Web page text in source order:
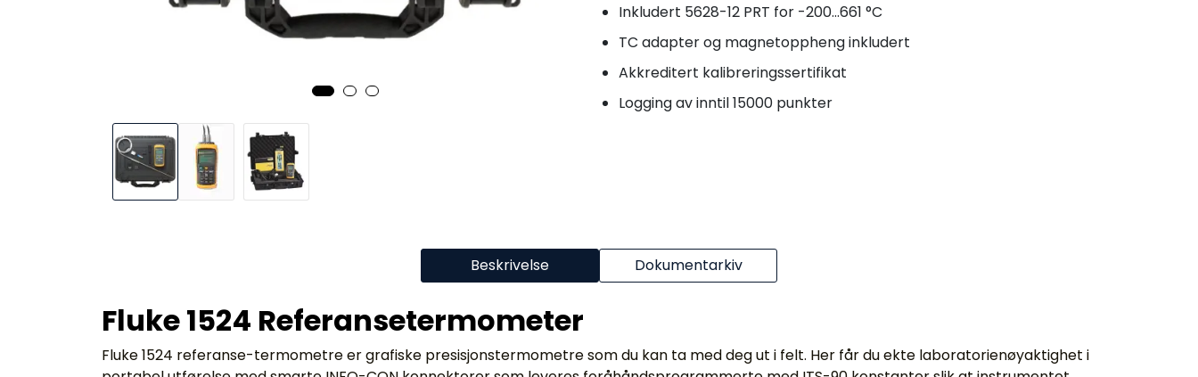
Inkludert 5628-12 PRT for -200...661 °C
TC adapter og magnetoppheng inkludert
Akkreditert kalibreringssertifikat
Logging av inntil 15000 punkter
Beskrivelse Dokumentarkiv
Fluke 1524 Referansetermometer
Fluke 1524 referanse-termometre er grafiske presisjonstermometre som du kan ta med deg ut i felt. Her får du ekte laboratorienøyaktighet i